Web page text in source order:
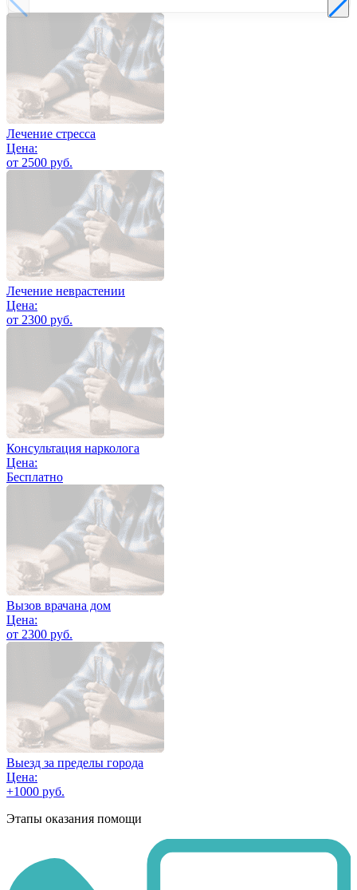
Лечение стресса
Цена:
от 2500 руб.
Лечение неврастении
Цена:
от 2300 руб.
Консультация нарколога
Цена:
Бесплатно
Вызов врачана дом
Цена:
от 2300 руб.
Выезд за пределы города
Цена:
+1000 руб.
Этапы оказания помощи